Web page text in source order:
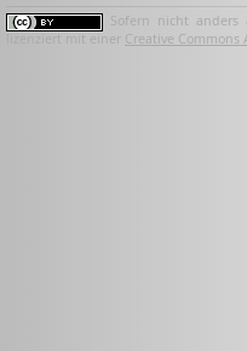
Sofern nicht
lizenziert mit einer Creative